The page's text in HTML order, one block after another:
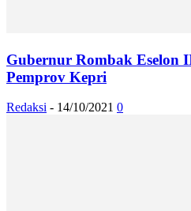
Gubernur Rombak Eselon
Pemprov Kepri
Redaksi - 14/10/2021 0